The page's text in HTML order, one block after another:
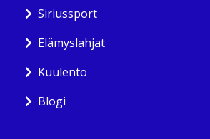
Siriussport
Elämyslahjat
Kuulento
Blogi